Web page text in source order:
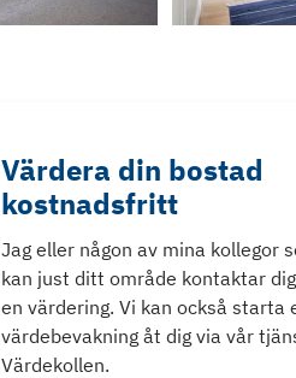
Värdera din bostad
kostnadsfritt
Jag eller någon av mina kollegor
kan just ditt område kontaktar
en värdering. Vi kan också starta
värdebevakning åt dig via vår
Värdekollen.